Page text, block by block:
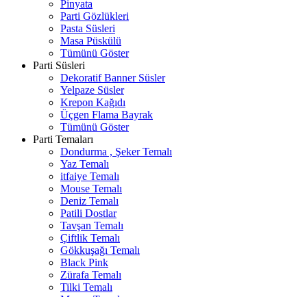
Pinyata
Parti Gözlükleri
Pasta Süsleri
Masa Püskülü
Tümünü Göster
Parti Süsleri
Dekoratif Banner Süsler
Yelpaze Süsler
Krepon Kağıdı
Üçgen Flama Bayrak
Tümünü Göster
Parti Temaları
Dondurma , Şeker Temalı
Yaz Temalı
itfaiye Temalı
Mouse Temalı
Deniz Temalı
Patili Dostlar
Tavşan Temalı
Çiftlik Temalı
Gökkuşağı Temalı
Black Pink
Zürafa Temalı
Tilki Temalı